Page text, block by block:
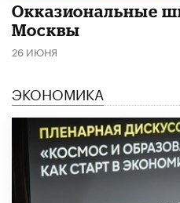
​Окказиональные
Москвы
26 ИЮНЯ
ЭКОНОМИКА